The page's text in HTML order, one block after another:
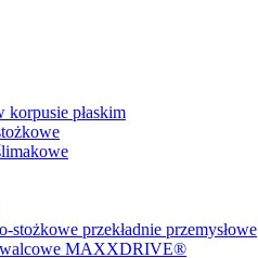
płaskim
przekładnie przemysłowe
walcowe MAXXDRIVE®